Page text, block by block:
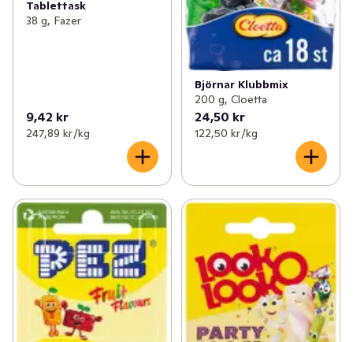
Tablettask
38 g, Fazer
9,42 kr
247,89 kr /kg
Björnar Klubbmix
200 g, Cloetta
24,50 kr
122,50 kr /kg